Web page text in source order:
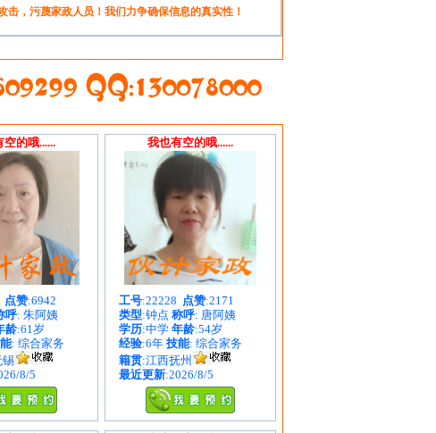
击，污蔑家政人员！我们力争确保信息的真实性！
空的哦......
点赞:6942
呼: 朱阿姨
龄:61岁
: 综合家务
锡
8/5
我也有空的哦......
工号:22228 点赞:2171
类型:钟点 称呼: 唐阿姨
学历:中学 年龄:54岁
经验:6年 技能: 综合家务
籍贯:江西抚州
最近更新:2026/8/5